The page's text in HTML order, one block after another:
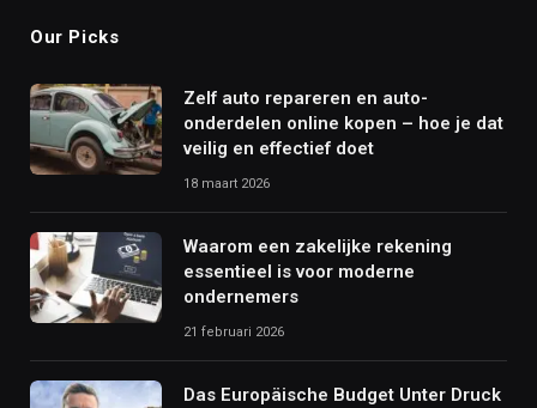
Our Picks
Zelf auto repareren en auto-
onderdelen online kopen – hoe je dat
veilig en effectief doet
18 maart 2026
Waarom een zakelijke rekening
essentieel is voor moderne
ondernemers
21 februari 2026
Das Europäische Budget Unter Druck